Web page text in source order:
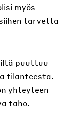
myös
tarvetta
puuttuu
tilanteesta.
yhteyteen
taho.